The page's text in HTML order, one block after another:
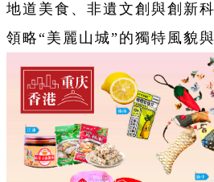
地道美食、非遺文創與創新
領略“美麗山城”的獨特風貌與